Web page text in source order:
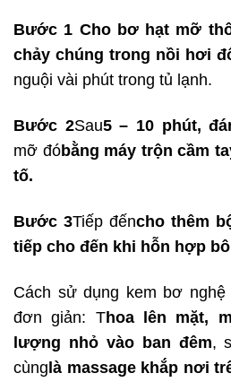
Bước 1 Cho bơ hạt mỡ
chảy chúng trong nồi hơi
nguội vài phút trong tủ lạnh.
Bước 2Sau5 – 10 phút,
mỡ đóbằng máy trộn cầm
tố.
Bước 3Tiếp đếncho thêm
tiếp cho đến khi hỗn hợp
Cách sử dụng kem bơ
đơn giản: Thoa lên mặt,
lượng nhỏ vào ban đêm,
cùnglà massage khắp nơi